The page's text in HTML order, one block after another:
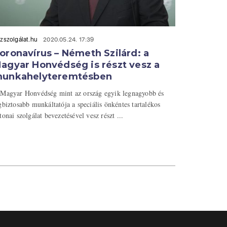
2020.05.24. 17:39
– Németh Szilárd: a
Honvédség is részt vesz a
Honvédség mint az ország egyik legnagyobb és
munkáltatója a speciális önkéntes tartalékos
szolgálat bevezetésével vesz részt ...